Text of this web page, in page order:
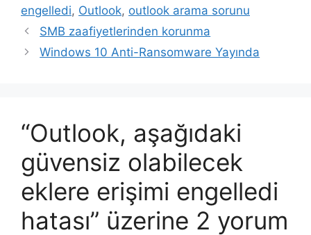
engelledi, Outlook, outlook arama sorunu
SMB zaafiyetlerinden korunma
Windows 10 Anti-Ransomware Yayında
“Outlook, aşağıdaki
güvensiz olabilecek
eklere erişimi engelledi
hatası” üzerine 2 yorum